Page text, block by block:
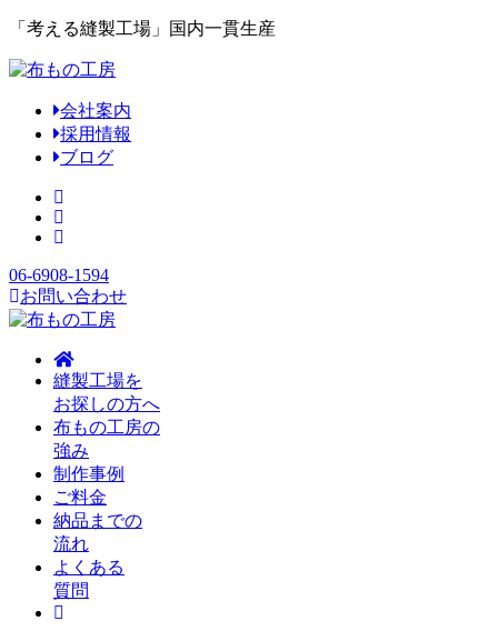
「考える縫製工場」国内一貫生産
会社案内
採用情報
ブログ
06-6908-1594
お問い合わせ
縫製工場を
お探しの方へ
布もの工房の
強み
制作事例
ご料金
納品までの
流れ
よくある
質問